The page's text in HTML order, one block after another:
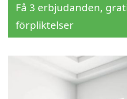
Få 3 erbjudanden,
förpliktelser